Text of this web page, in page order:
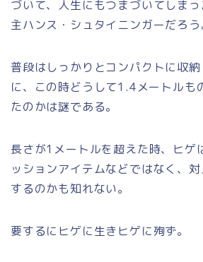
づいて、人生にもつまづいてしま
主ハンス・シュタイニンガーだろう
普段はしっかりとコンパクトに収
に、この時どうして1.4メートルも
たのかは謎である。
長さが1メートルを超えた時、ヒゲ
ッションアイテムなどではなく、
するのかも知れない。
要するにヒゲに生きヒゲに殉ず。